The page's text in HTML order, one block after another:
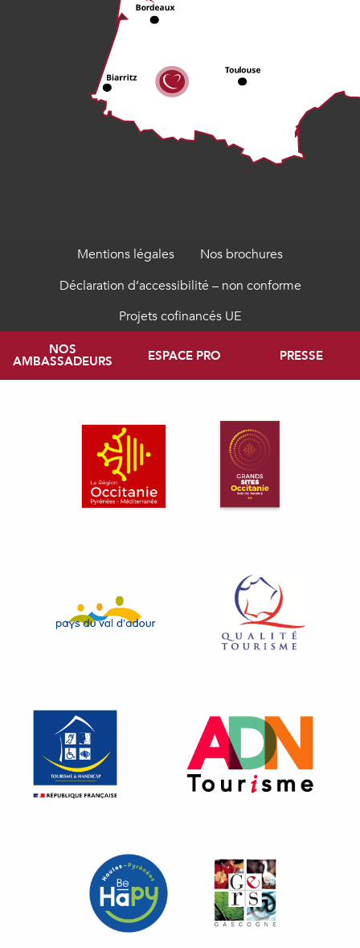
Mentions légales
Nos brochures
Déclaration d’accessibilité – non conforme
Projets cofinancés UE
NOS
AMBASSADEURS ESPACE PRO PRESSE